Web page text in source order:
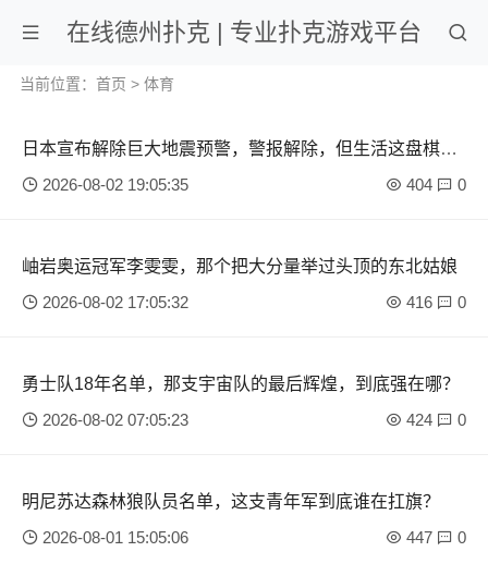
在线德州扑克 | 专业扑克游戏平台
当前位置： 首页 > 体育
日本宣布解除巨大地震预警，警报解除，但生活这盘棋还
得接着下
2026-08-02 19:05:35 404 0
岫岩奥运冠军李雯雯，那个把大分量举过头顶的东北姑娘
2026-08-02 17:05:32
416 0
勇士队18年名单，那支宇宙队的最后辉煌，到底强在哪？
2026-08-02 07:05:23
424 0
明尼苏达森林狼队员名单，这支青年军到底谁在扛旗？
2026-08-01 15:05:06
447 0